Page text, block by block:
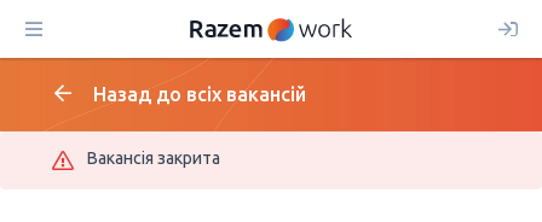
Назад до всіх вакансій
Вакансія закрита